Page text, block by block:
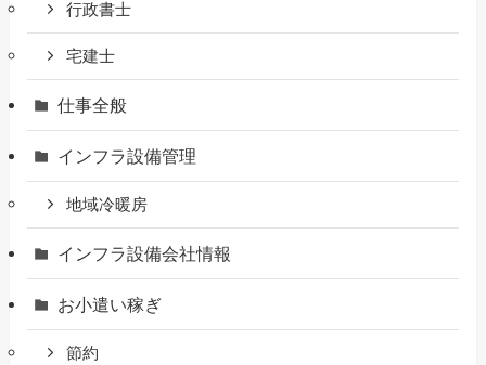
行政書士
宅建士
仕事全般
インフラ設備管理
地域冷暖房
インフラ設備会社情報
お小遣い稼ぎ
節約